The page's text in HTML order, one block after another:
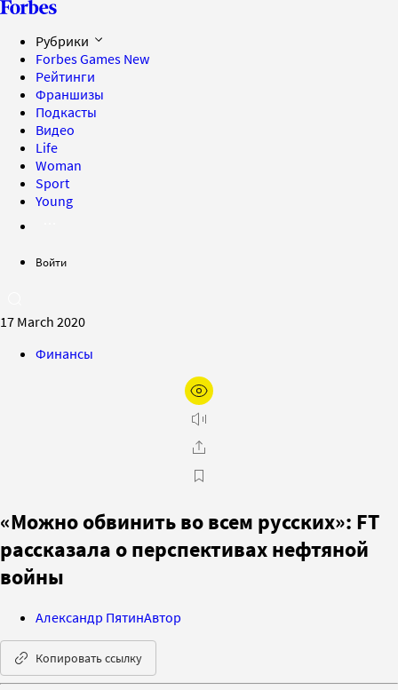
Рубрики
Forbes Games New
Рейтинги
Франшизы
Подкасты
Видео
Life
Woman
Sport
Young
Войти
17 March 2020
Финансы
«Можно обвинить во всем русских»: FT
рассказала о перспективах нефтяной
войны
Александр ПятинАвтор
Копировать ссылку